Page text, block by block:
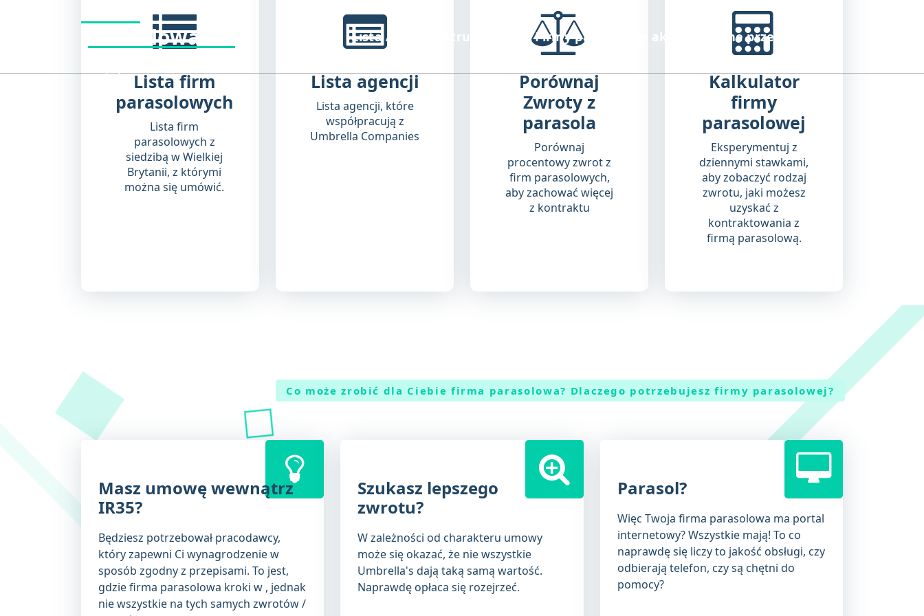
parasolowa UK
Lista Agencji Zatrudnienia Firmy parasolowe akredytowane przez FCSA
Lista firm
parasolowych
Lista firm
parasolowych z
siedzibą w Wielkiej
Brytanii, z którymi
można się umówić.
ListafirmparasolowychListafirmparasolowy
c
hzsiedz
i
bą
w
Wielkiej
B
ryt
a
nii,zktórymi
m
ożnasięumówić
.
Lista agencji
Lista agencji, które
współpracują z
Umbrella Companies
Listaagencji,którewspółpracujązUmbrellaCompanies
Porównaj
Zwroty z
parasola
Porównaj
procentowy zwrot z
firm parasolowych,
aby zachować więcej
z kontraktu
PorównajZwrotyz
p
arasol
aPorówn
a
jprocentowyzwrotzfirmparaso
l
owych,
a
byzach
o
waćwięcej
z
kontrakt
u
Kalkulator
firmy
parasolowej
Eksperymentuj z
dziennymi stawkami,
aby zobaczyć rodzaj
zwrotu, jaki możesz
uzyskać z
kontraktowania z
firmą parasolową.
Kalkulatorfir
m
y
p
arasolowe
jEksperymentujzdziennymistawk
a
mi,abyzobaczyćrodzajzwrotu,jkimożeszzyskaćzontraktowaniaz
f
irmąparasolową
.
Co może zrobić dla Ciebie firma parasolowa? Dlaczego potrzebujesz firmy parasolowej?
Masz umowę wewnątrz
IR35?
Będziesz potrzebował pracodawcy,
który zapewni Ci wynagrodzenie w
sposób zgodny z przepisami. To jest,
gdzie firma parasolowa kroki w , jednak
nie wszystkie na tych samych zwrotów /
Szukasz lepszego
zwrotu?
W zależności od charakteru umowy
może się okazać, że nie wszystkie
Umbrella's dają taką samą wartość.
Naprawdę opłaca się rozejrzeć.
Parasol?
Więc Twoja firma parasolowa ma portal
internetowy? Wszystkie mają! To co
naprawdę się liczy to jakość obsługi, czy
odbierają telefon, czy są chętni do
pomocy?